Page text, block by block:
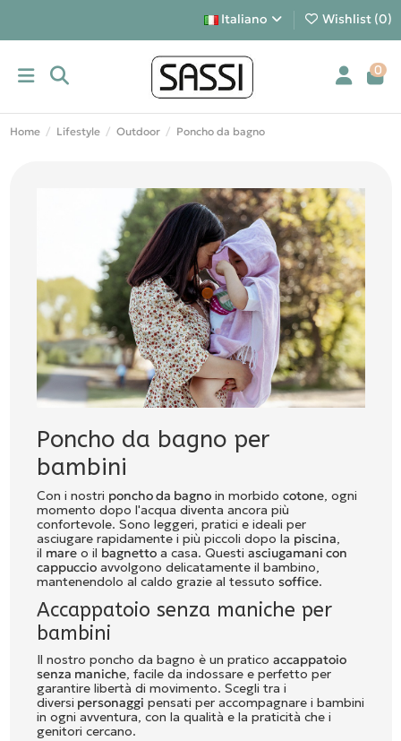
Italiano Wishlist (0)
0
Home Lifestyle Outdoor Poncho da bagno
Poncho da bagno per
bambini
Con i nostri poncho da bagnoin morbido cotone, ogni
momento dopo l'acqua diventa ancora più
confortevole. Sono leggeri, pratici e ideali per
asciugare rapidamente i più piccoli dopo la piscina,
il mareo il bagnettoa casa. Questi asciugamani con
cappuccioavvolgono delicatamente il bambino,
mantenendolo al caldo grazie al tessuto soffice.
Accappatoio senza maniche per
bambini
Il nostro poncho da bagno è un pratico accappatoio
senza maniche, facile da indossare e perfetto per
garantire libertà di movimento. Scegli tra i
diversi personaggi pensati per accompagnare i bambini
in ogni avventura, con la qualità e la praticità che i
genitori cercano.